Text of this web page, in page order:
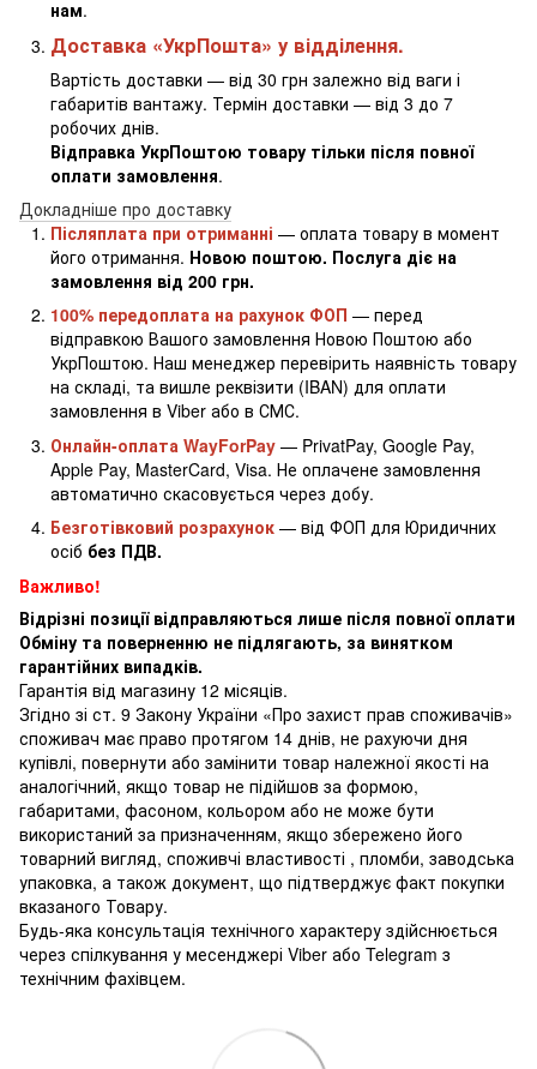
нам.
Доставка «УкрПошта» у відділення.
Вартість доставки — від 30 грн залежно від ваги і
габаритів вантажу. Термін доставки — від 3 до 7
робочих днів.
Відправка УкрПоштою товару тільки після повної
оплати замовлення.
Докладніше про доставку
Післяплата при отриманні — оплата товару в момент
його отримання. Новою поштою. Послуга діє на
замовлення від 200 грн.
100% передоплата на рахунок ФОП — перед
відправкою Вашого замовлення Новою Поштою або
УкрПоштою. Наш менеджер перевірить наявність товару
на складі, та вишле реквізити (IBAN) для оплати
замовлення в Viber або в СМС.
Онлайн-оплата WayForPay — PrivatPay, Google Pay,
Apple Pay, MasterCard, Visa. Не оплачене замовлення
автоматично скасовується через добу.
Безготівковий розрахунок — від ФОП для Юридичних
осіб без ПДВ.
Важливо!
Відрізні позиції відправляються лише після повної оплати
Обміну та поверненню не підлягають, за винятком
гарантійних випадків.
Гарантія від магазину 12 місяців.
Згідно зі ст. 9 Закону України «Про захист прав споживачів»
споживач має право протягом 14 днів, не рахуючи дня
купівлі, повернути або замінити товар належної якості на
аналогічний, якщо товар не підійшов за формою,
габаритами, фасоном, кольором або не може бути
використаний за призначенням, якщо збережено його
товарний вигляд, споживчі властивості , пломби, заводська
упаковка, а також документ, що підтверджує факт покупки
вказаного Товару.
Будь-яка консультація технічного характеру здійснюється
через спілкування у месенджері Viber або Telegram з
технічним фахівцем.